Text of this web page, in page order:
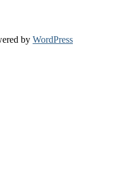
by WordPress